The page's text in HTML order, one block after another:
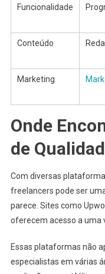
Funcionalidade
Conteúdo
Marketing
Onde
de
Com diversas
freelancers pode ser
parece. Sites como
oferecem acesso a uma
Essas plataformas não
especialistas em várias